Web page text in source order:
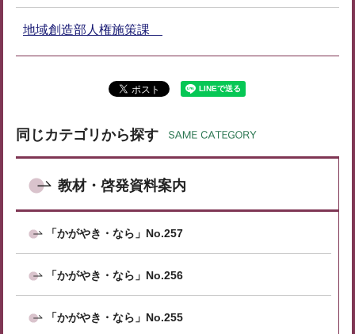
地域創造部人権施策課
同じカテゴリから探す
教材・啓発資料案内
「かがやき・なら」No.257
「かがやき・なら」No.256
「かがやき・なら」No.255